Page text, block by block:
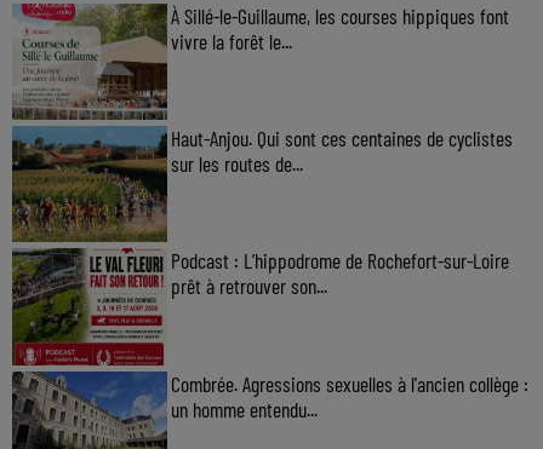
À Sillé-le-Guillaume, les courses hippiques font
vivre la forêt le...
Haut-Anjou. Qui sont ces centaines de cyclistes
sur les routes de...
Podcast : L’hippodrome de Rochefort-sur-Loire
prêt à retrouver son...
Combrée. Agressions sexuelles à l'ancien collège :
un homme entendu...